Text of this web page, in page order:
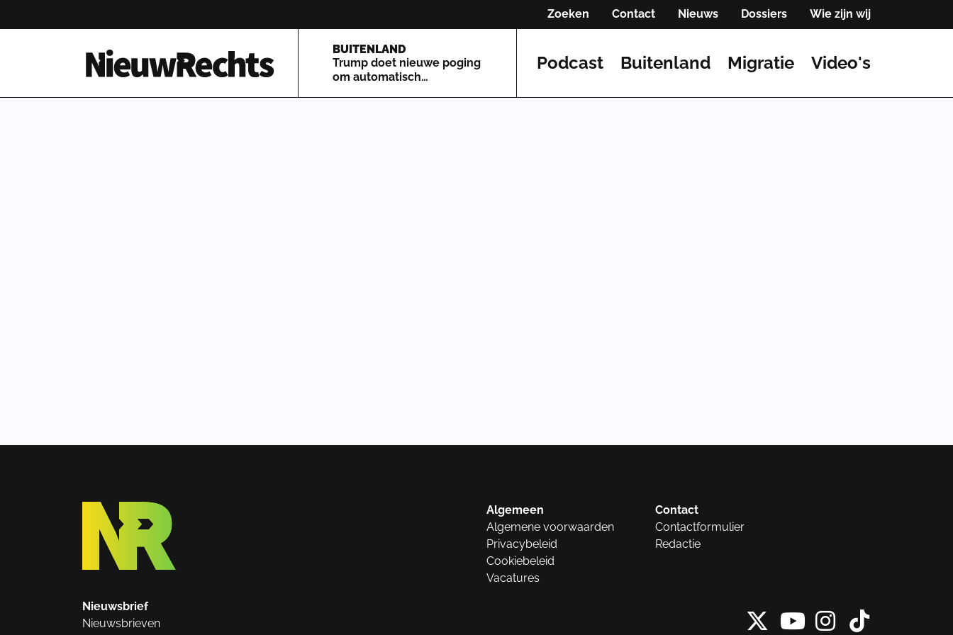
Zoeken Contact Nieuws Dossiers Wie zijn wij
Homepage van NieuwRechts
BUITENLAND
Trump doet nieuwe poging
om automatisch
Podcast Buitenland Migratie Video's
Algemeen
Algemene voorwaarden
Privacybeleid
Cookiebeleid
Vacatures
Contact
Contactformulier
Redactie
Nieuwsbrief
Nieuwsbrieven
X vanInstagram
Tiktok